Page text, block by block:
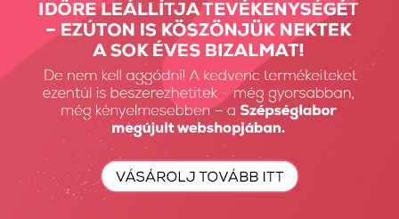
SENS Synthetic Blend
SENS Synthetic Blend
ecset - M
4990 Ft